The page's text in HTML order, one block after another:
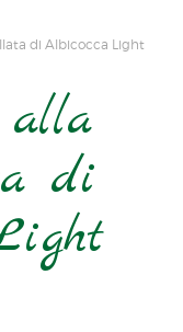
di Albicocca Light
alla
di